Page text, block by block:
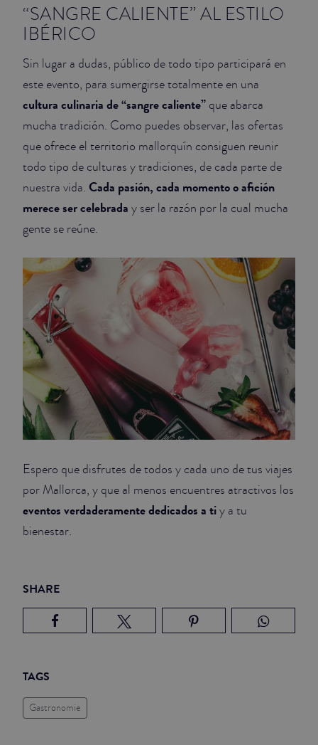
“SANGRE CALIENTE” AL ESTILO
IBÉRICO
Sin lugar a dudas, público de todo tipo participará en
este evento, para sumergirse totalmente en una
cultura culinaria de “sangre caliente” que abarca
mucha tradición. Como puedes observar, las ofertas
que ofrece el territorio mallorquín consiguen reunir
todo tipo de culturas y tradiciones, de cada parte de
nuestra vida. Cada pasión, cada momento o afición
merece ser celebrada y ser la razón por la cual mucha
gente se reúne.
Espero que disfrutes de todos y cada uno de tus viajes
por Mallorca, y que al menos encuentres atractivos los
eventos verdaderamente dedicados a tiy a tu
bienestar.
SHARE
TAGS
Gastronomie